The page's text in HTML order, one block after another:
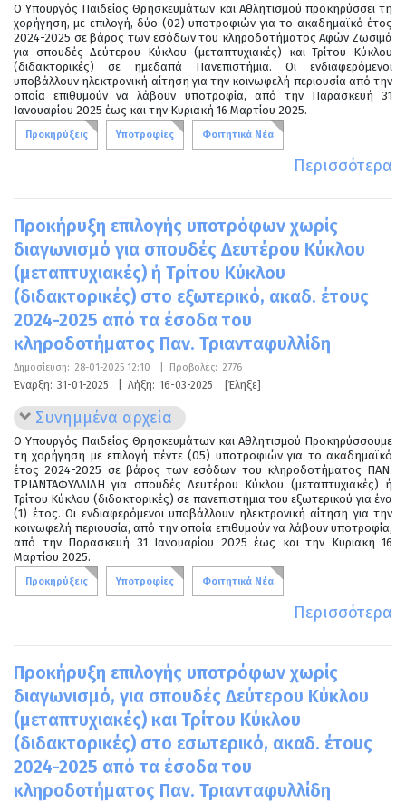
Ο Υπουργός Παιδείας Θρησκευμάτων και Αθλητισμού προκηρύσσει τη
χορήγηση, με επιλογή, δύο (02) υποτροφιών για το ακαδημαϊκό έτος
2024-2025 σε βάρος των εσόδων του κληροδοτήματος Αφών Ζωσιμά
για σπουδές Δεύτερου Κύκλου (μεταπτυχιακές) και Τρίτου Κύκλου
(διδακτορικές) σε ημεδαπά Πανεπιστήμια. Οι ενδιαφερόμενοι
υποβάλλουν ηλεκτρονική αίτηση για την κοινωφελή περιουσία από την
οποία επιθυμούν να λάβουν υποτροφία, από την Παρασκευή 31
Ιανουαρίου 2025 έως και την Κυριακή 16 Μαρτίου 2025.
Προκηρύξεις Υποτροφίες Φοιτητικά Νέα
Περισσότερα
Προκήρυξη επιλογής υποτρόφων χωρίς
διαγωνισμό για σπουδές Δευτέρου Κύκλου
(μεταπτυχιακές) ή Τρίτου Κύκλου
(διδακτορικές) στο εξωτερικό, ακαδ. έτους
2024-2025 από τα έσοδα του
κληροδοτήματος Παν. Τριανταφυλλίδη
Δημοσίευση: 28-01-2025 12:10 Προβολές: 2776
Έναρξη: 31-01-2025 Λήξη: 16-03-2025 [Έληξε]
Συνημμένα αρχεία
Ο Υπουργός Παιδείας Θρησκευμάτων και Αθλητισμού Προκηρύσσουμε
τη χορήγηση με επιλογή πέντε (05) υποτροφιών για το ακαδημαϊκό
έτος 2024-2025 σε βάρος των εσόδων του κληροδοτήματος ΠΑΝ.
ΤΡΙΑΝΤΑΦΥΛΛΙΔΗ για σπουδές Δευτέρου Κύκλου (μεταπτυχιακές) ή
Τρίτου Κύκλου (διδακτορικές) σε πανεπιστήμια του εξωτερικού για ένα
(1) έτος. Οι ενδιαφερόμενοι υποβάλλουν ηλεκτρονική αίτηση για την
κοινωφελή περιουσία, από την οποία επιθυμούν να λάβουν υποτροφία,
από την Παρασκευή 31 Ιανουαρίου 2025 έως και την Κυριακή 16
Μαρτίου 2025.
Προκηρύξεις Υποτροφίες Φοιτητικά Νέα
Περισσότερα
Προκήρυξη επιλογής υποτρόφων χωρίς
διαγωνισμό, για σπουδές Δεύτερου Κύκλου
(μεταπτυχιακές) και Τρίτου Κύκλου
(διδακτορικές) στο εσωτερικό, ακαδ. έτους
2024-2025 από τα έσοδα του
κληροδοτήματος Παν. Τριανταφυλλίδη